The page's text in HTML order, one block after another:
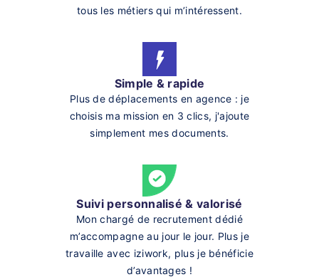
tous les métiers qui m’intéressent.
Simple & rapide
Plus de déplacements en agence : je
choisis ma mission en 3 clics, j'ajoute
simplement mes documents.
Suivi personnalisé & valorisé
Mon chargé de recrutement dédié
m’accompagne au jour le jour. Plus je
travaille avec iziwork, plus je bénéficie
d’avantages !